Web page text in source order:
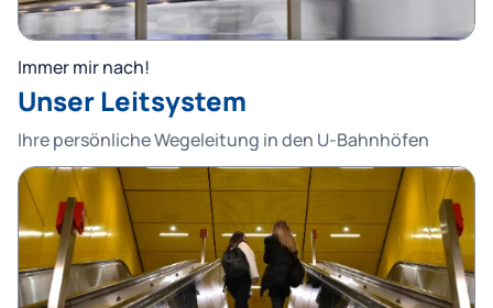
Immer mir nach!
Unser Leitsystem
Ihre persönliche Wegeleitung in den U-Bahnhöfen